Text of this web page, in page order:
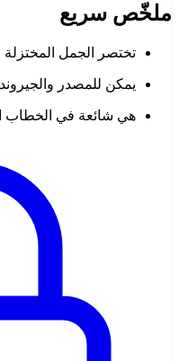
ملخّص سريع
تختصر الجمل المختزلة
يمكن للمصدر
هي شائعة في الخطاب